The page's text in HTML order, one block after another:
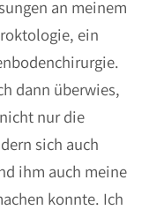
an meinem
ein
dann überwies,
nur die
sich auch
ihm auch meine
konnte. Ich